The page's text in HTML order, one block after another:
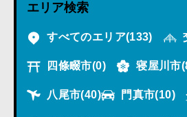
エリア検索
すべてのエリア(133)
四條畷市(0) 寝屋川市
八尾市(40) 門真市(10)